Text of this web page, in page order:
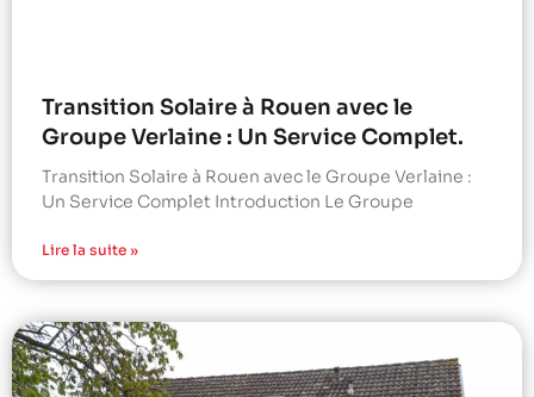
Transition Solaire à Rouen avec le
Groupe Verlaine : Un Service Complet.
Transition Solaire à Rouen avec le Groupe Verlaine :
Un Service Complet Introduction Le Groupe
Lire la suite »